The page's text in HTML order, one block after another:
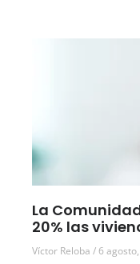
La
20% las
Víctor Reloba 6